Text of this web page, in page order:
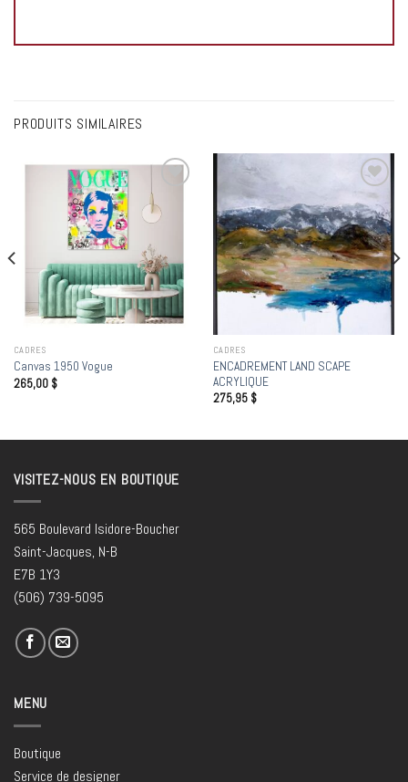
PRODUITS SIMILAIRES
wishlist
CADRES
Canvas 1950 Vogue
265,00 $
Add to
wishlist
CADRES
ENCADREMENT LAND SCAPE
ACRYLIQUE
275,95 $
VISITEZ-NOUS EN BOUTIQUE
565 Boulevard Isidore-Boucher
Saint-Jacques, N-B
E7B 1Y3
(506) 739-5095
MENU
Boutique
Service de designer